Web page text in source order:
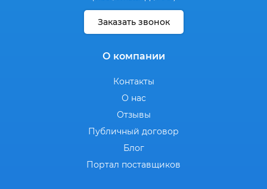
Заказать звонок
О компании
Контакты
О нас
Отзывы
Публичный договор
Блог
Портал поставщиков